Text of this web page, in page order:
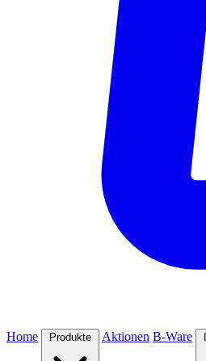
Home Produkte Aktionen B-Ware